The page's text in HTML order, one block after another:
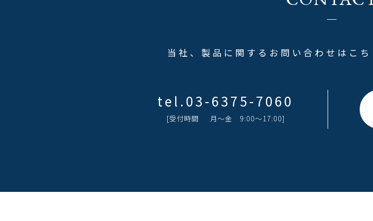
当社、製品に関するお問い合わせはこち
tel. 03-6375-7060
[受付時間 ⽉〜⾦ 9:00〜17:00]